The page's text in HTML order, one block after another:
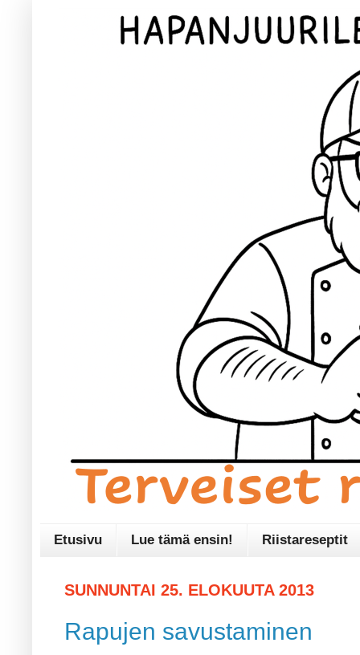
Etusivu Lue tämä ensin! Riistareseptit
SUNNUNTAI 25. ELOKUUTA 2013
Rapujen savustaminen